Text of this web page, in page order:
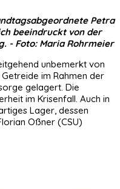
Petra
beeindruckt von der
- Foto: Maria Rohrmeier
unbemerkt von
im Rahmen der
gelagert. Die
im Krisenfall. Auch in
Lager, dessen
Oßner (CSU)